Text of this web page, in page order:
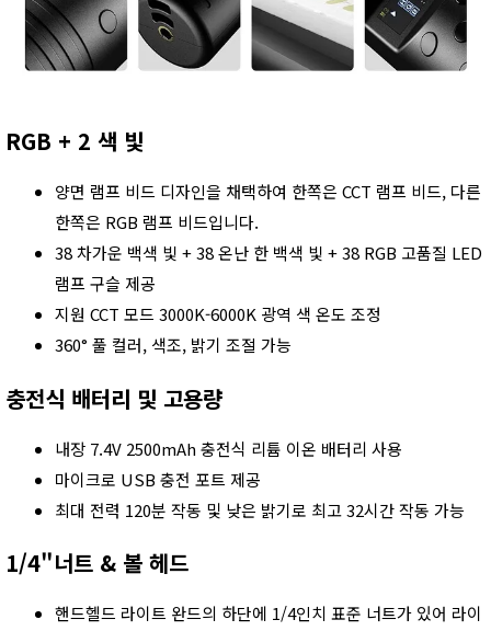
RGB + 2 색 빛
양면 램프 비드 디자인을 채택하여 한쪽은 CCT 램프 비드, 다른
한쪽은 RGB 램프 비드입니다.
38 차가운 백색 빛 + 38 온난 한 백색 빛 + 38 RGB 고품질 LED
램프 구슬 제공
지원 CCT 모드 3000K-6000K 광역 색 온도 조정
360° 풀 컬러, 색조, 밝기 조절 가능
충전식 배터리 및 고용량
내장 7.4V 2500mAh 충전식 리튬 이온 배터리 사용
마이크로 USB 충전 포트 제공
최대 전력 120분 작동 및 낮은 밝기로 최고 32시간 작동 가능
1/4"너트 & 볼 헤드
핸드헬드 라이트 완드의 하단에 1/4인치 표준 너트가 있어 라이